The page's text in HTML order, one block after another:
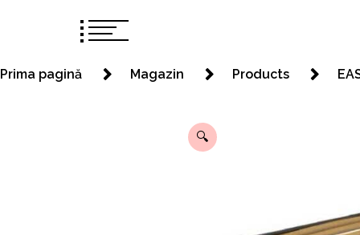
Prima pagină Magazin Products
🔍